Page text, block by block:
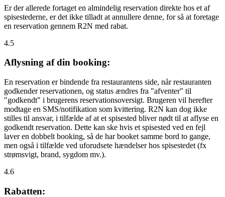
Er der allerede fortaget en almindelig reservation direkte hos et af
spisestederne, er det ikke tilladt at annullere denne, for så at foretage
en reservation gennem R2N med rabat.
4.5
Aflysning af din booking:
En reservation er bindende fra restaurantens side, når restauranten
godkender reservationen, og status ændres fra "afventer" til
"godkendt" i brugerens reservationsoversigt. Brugeren vil herefter
modtage en SMS/notifikation som kvittering. R2N kan dog ikke
stilles til ansvar, i tilfælde af at et spisested bliver nødt til at aflyse en
godkendt reservation. Dette kan ske hvis et spisested ved en fejl
laver en dobbelt booking, så de har booket samme bord to gange,
men også i tilfælde ved uforudsete hændelser hos spisestedet (fx
strømsvigt, brand, sygdom mv.).
4.6
Rabatten: